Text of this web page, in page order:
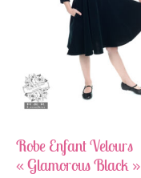
Robe Enfant Velours
« Glamorous Black »